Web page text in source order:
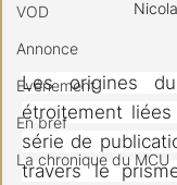
VOD
Annonce
Evénement
En bref
La chronique du MCU
Les origines
étroitement
série de
travers le